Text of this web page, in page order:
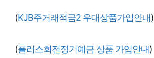
(KJB주거래적금2 우대상품가입안내)
(플러스회전정기예금 상품 가입안내)